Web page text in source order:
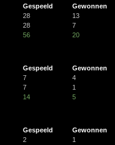
Gespeeld
Gewonnen
28 13
28 7
56 20
Gespeeld
Gewonnen
7 4
7 1
14 5
Gespeeld
Gewonnen
2 1